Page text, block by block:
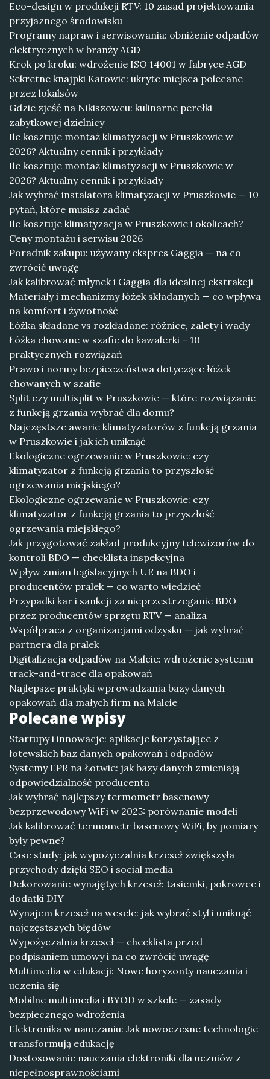
Eco-design w produkcji RTV: 10 zasad projektowania
przyjaznego środowisku
Programy napraw i serwisowania: obniżenie odpadów
elektrycznych w branży AGD
Krok po kroku: wdrożenie ISO 14001 w fabryce AGD
Sekretne knajpki Katowic: ukryte miejsca polecane
przez lokalsów
Gdzie zjeść na Nikiszowcu: kulinarne perełki
zabytkowej dzielnicy
Ile kosztuje montaż klimatyzacji w Pruszkowie w
2026? Aktualny cennik i przykłady
Ile kosztuje montaż klimatyzacji w Pruszkowie w
2026? Aktualny cennik i przykłady
Jak wybrać instalatora klimatyzacji w Pruszkowie — 10
pytań, które musisz zadać
Ile kosztuje klimatyzacja w Pruszkowie i okolicach?
Ceny montażu i serwisu 2026
Poradnik zakupu: używany ekspres Gaggia — na co
zwrócić uwagę
Jak kalibrować młynek i Gaggia dla idealnej ekstrakcji
Materiały i mechanizmy łóżek składanych — co wpływa
na komfort i żywotność
Łóżka składane vs rozkładane: różnice, zalety i wady
Łóżka chowane w szafie do kawalerki – 10
praktycznych rozwiązań
Prawo i normy bezpieczeństwa dotyczące łóżek
chowanych w szafie
Split czy multisplit w Pruszkowie — które rozwiązanie
z funkcją grzania wybrać dla domu?
Najczęstsze awarie klimatyzatorów z funkcją grzania
w Pruszkowie i jak ich uniknąć
Ekologiczne ogrzewanie w Pruszkowie: czy
klimatyzator z funkcją grzania to przyszłość
ogrzewania miejskiego?
Ekologiczne ogrzewanie w Pruszkowie: czy
klimatyzator z funkcją grzania to przyszłość
ogrzewania miejskiego?
Jak przygotować zakład produkcyjny telewizorów do
kontroli BDO — checklista inspekcyjna
Wpływ zmian legislacyjnych UE na BDO i
producentów pralek — co warto wiedzieć
Przypadki kar i sankcji za nieprzestrzeganie BDO
przez producentów sprzętu RTV — analiza
Współpraca z organizacjami odzysku — jak wybrać
partnera dla pralek
Digitalizacja odpadów na Malcie: wdrożenie systemu
track-and-trace dla opakowań
Najlepsze praktyki wprowadzania bazy danych
opakowań dla małych firm na Malcie
Polecane wpisy
Startupy i innowacje: aplikacje korzystające z
łotewskich baz danych opakowań i odpadów
Systemy EPR na Łotwie: jak bazy danych zmieniają
odpowiedzialność producenta
Jak wybrać najlepszy termometr basenowy
bezprzewodowy WiFi w 2025: porównanie modeli
Jak kalibrować termometr basenowy WiFi, by pomiary
były pewne?
Case study: jak wypożyczalnia krzeseł zwiększyła
przychody dzięki SEO i social media
Dekorowanie wynajętych krzeseł: tasiemki, pokrowce i
dodatki DIY
Wynajem krzeseł na wesele: jak wybrać styl i uniknąć
najczęstszych błędów
Wypożyczalnia krzeseł — checklista przed
podpisaniem umowy i na co zwrócić uwagę
Multimedia w edukacji: Nowe horyzonty nauczania i
uczenia się
Mobilne multimedia i BYOD w szkole — zasady
bezpiecznego wdrożenia
Elektronika w nauczaniu: Jak nowoczesne technologie
transformują edukację
Dostosowanie nauczania elektroniki dla uczniów z
niepełnosprawnościami